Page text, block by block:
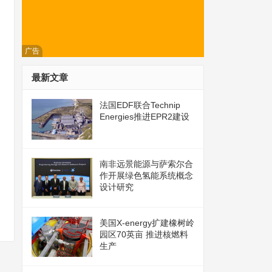
广告
最新文章
法国EDF联合Technip
Energies推进EPR2建设
南非远景能源与萨索尔合
作开展绿色氢能系统概念
设计研究
美国X-energy扩建橡树岭
园区70英亩 推进核燃料
生产